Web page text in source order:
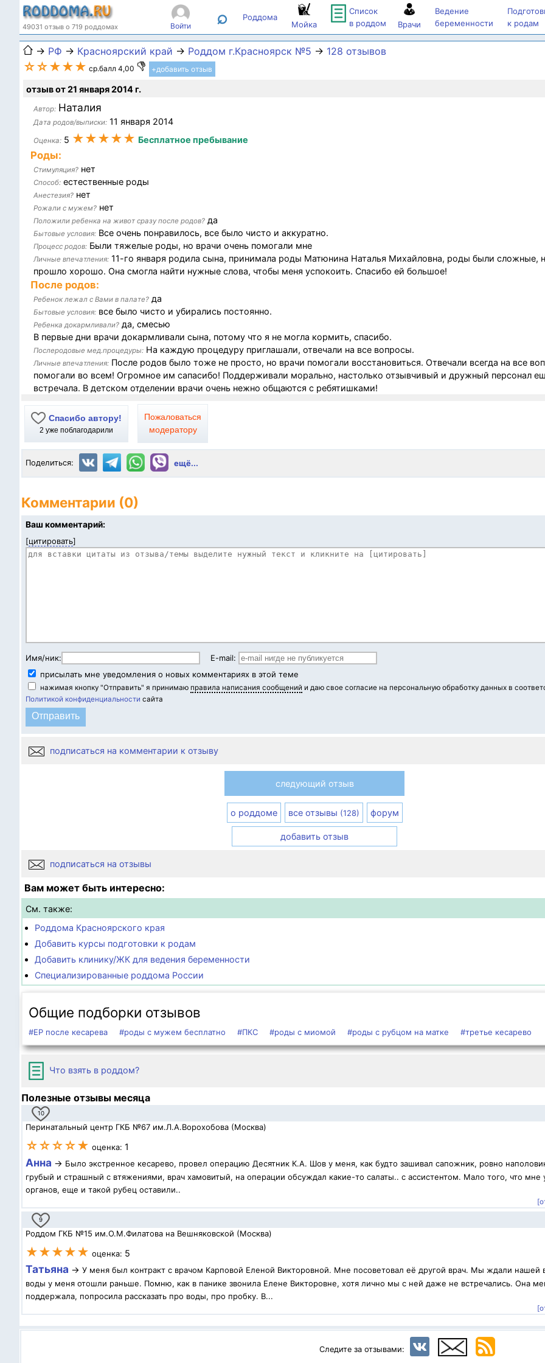
49031 отзыв о 719 роддомах Войти ⌕ Роддома
Мойка
Список
в роддом
Врачи
Ведение
беременности
к родам
→ РФ → Красноярский край → Роддом г.Красноярск №5 → 128 отзывов
☆☆★★★ ср.балл 4,00 +добавить отзыв
отзыв от 21 января 2014 г.
Автор: Наталия
Дата родов/выписки: 11 января 2014
Оценка: 5 ★★★★★ Бесплатное пребывание
Роды:
Стимуляция? нет
Способ: естественные роды
Анестезия? нет
Рожали с мужем? нет
Положили ребенка на живот сразу после родов? да
Бытовые условия: Все очень понравилось, все было чисто и аккуратно.
Процесс родов: Были тяжелые роды, но врачи очень помогали мне
Личные впечатления: 11-го января родила сына, принимала роды Матюнина Наталья Михайловна, роды были сложные,
прошло хорошо. Она смогла найти нужные слова, чтобы меня успокоить. Спасибо ей большое!
После родов:
Ребенок лежал с Вами в палате? да
Бытовые условия: все было чисто и убирались постоянно.
Ребенка докармливали? да, смесью
В первые дни врачи докармливали сына, потому что я не могла кормить, спасибо.
Послеродовые мед.процедуры: На каждую процедуру приглашали, отвечали на все вопросы.
Личные впечатления: После родов было тоже не просто, но врачи помогали восстановиться. Отвечали всегда на все
помогали во всем! Огромное им сапасибо! Поддерживали морально, настолько отзывчивый и дружный персонал
встречала. В детском отделении врачи очень нежно общаются с ребятишками!
Спасибо автору!
2 уже поблагодарили
Пожаловаться
модератору
Поделиться: ещё...
Комментарии (0)
Ваш комментарий:
[цитировать]
Имя/ник:
E-mail:
присылать мне уведомления о новых комментариях в этой теме
нажимая кнопку "Отправить" я принимаю правила написания сообщений и даю свое согласие на персональную обработку данных в
Политикой конфиденциальности сайта
подписаться на комментарии к отзыву
следующий отзыв
о роддоме все отзывы (128) форум
добавить отзыв
подписаться на отзывы
Вам может быть интересно:
См. также:
Роддома Красноярского края
Добавить курсы подготовки к родам
Добавить клинику/ЖК для ведения беременности
Специализированные роддома России
Общие подборки отзывов
#ЕР после кесарева #роды с мужем бесплатно #ПКС #роды с миомой #роды с рубцом на матке #третье кесарево
Что взять в роддом?
Полезные отзывы месяца
10
Перинатальный центр ГКБ №67 им.Л.А.Ворохобова (Москва)
☆☆☆☆★ оценка: 1
Анна → Было экстренное кесарево, провел операцию Десятник К.А. Шов у меня, как будто зашивал сапожник, ровно
грубый и страшный с втяжениями, врач хамовитый, на операции обсуждал какие-то салаты.. с ассистентом. Мало того, что мне
органов, еще и такой рубец оставили..
9
Роддом ГКБ №15 им.О.М.Филатова на Вешняковской (Москва)
★★★★★ оценка: 5
Татьяна → У меня был контракт с врачом Карповой Еленой Викторовной. Мне посоветовал её другой врач. Мы ждали нашей
воды у меня отошли раньше. Помню, как в панике звонила Елене Викторовне, хотя лично мы с ней даже не встречались. Она
поддержала, попросила рассказать про воды, про пробку. В...
Следите за отзывами: